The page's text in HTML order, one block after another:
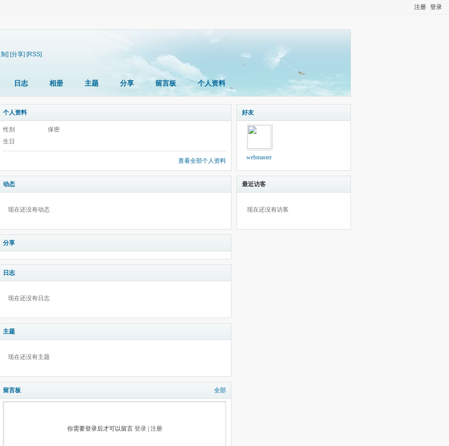
注册 登录
制] [分享] [RSS]
日志 相册 主题 分享 留言板 个人资料
个人资料
性别
保密
生日
查看全部个人资料
动态
现在还没有动态
分享
日志
现在还没有日志
主题
现在还没有主题
留言板 全部
你需要登录后才可以留言 登录| 注册
好友
webmaster
最近访客
现在还没有访客